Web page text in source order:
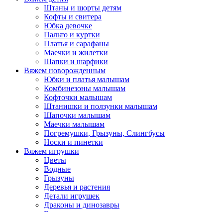
Штаны и шорты детям
Кофты и свитера
Юбка девочке
Пальто и куртки
Платья и сарафаны
Маечки и жилетки
Шапки и шарфики
Вяжем новорожденным
Юбки и платья малышам
Комбинезоны малышам
Кофточки малышам
Штанишки и ползунки малышам
Шапочки малышам
Маечки малышам
Погремушки, Грызуны, Слингбусы
Носки и пинетки
Вяжем игрушки
Цветы
Водные
Грызуны
Деревья и растения
Детали игрушек
Драконы и динозавры